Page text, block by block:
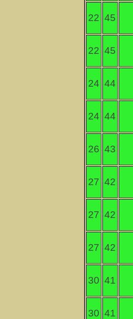
22 45
22 45
24 44
24 44
26 43
27 42
27 42
27 42
30 41
30 41